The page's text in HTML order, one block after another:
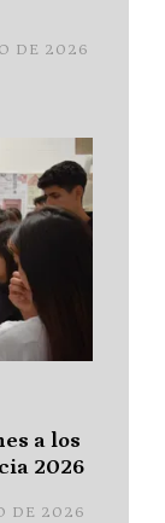
DE 2026
a los
2026
DE 2026